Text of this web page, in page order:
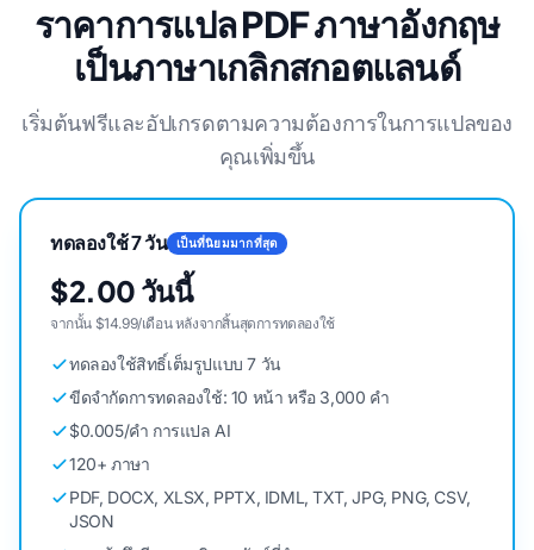
ราคาการแปล PDF ภาษาอังกฤษ
เป็นภาษาเกลิกสกอตแลนด์
เริ่มต้นฟรีและอัปเกรดตามความต้องการในการแปลของ
คุณเพิ่มขึ้น
ทดลองใช้ 7 วัน เป็นที่นิยมมากที่สุด
$2.00 วันนี้
จากนั้น $14.99/เดือน หลังจากสิ้นสุดการทดลองใช้
ทดลองใช้สิทธิ์เต็มรูปแบบ 7 วัน
ขีดจํากัดการทดลองใช้: 10 หน้า หรือ 3,000 คํา
$0.005/คํา การแปล AI
120+ ภาษา
PDF, DOCX, XLSX, PPTX, IDML, TXT, JPG, PNG, CSV,
JSON